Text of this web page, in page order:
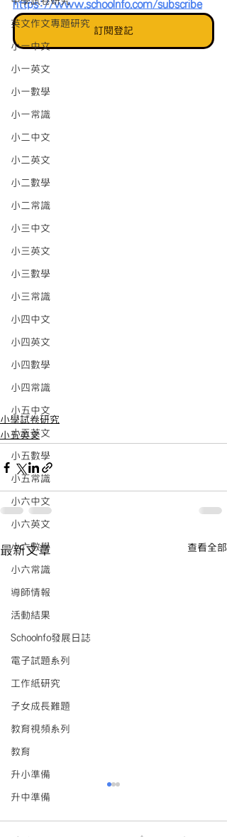
英文作文專題研究
小一中文
小一英文
小一數學
小一常識
小二中文
小二英文
小二數學
小二常識
小三中文
小三英文
小三數學
小三常識
小四中文
小四英文
小四數學
小四常識
小五中文
小五英文
小五數學
小五常識
小六中文
小六英文
小六數學
小六常識
導師情報
活動結果
Schoolnfo發展日誌
電子試題系列
工作紙研究
子女成長難題
教育視頻系列
教育
升小準備
升中準備
https://www.schoolnfo.com/subscribe
訂閱登記
小學試卷研究
小五英文
最新文章 查看全部